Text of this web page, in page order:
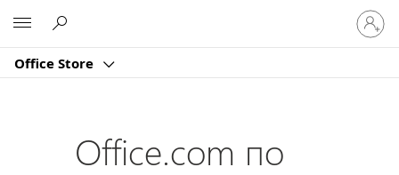
Office Store
Влезте
във
вашия
Office.com по